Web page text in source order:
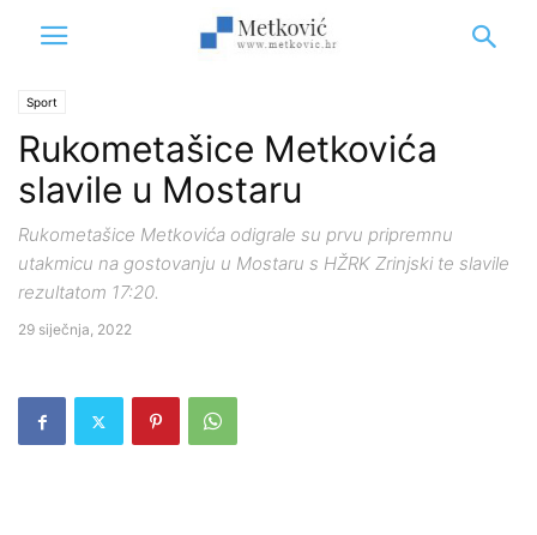
Sport
Rukometašice Metkovića
slavile u Mostaru
Rukometašice Metkovića odigrale su prvu pripremnu
utakmicu na gostovanju u Mostaru s HŽRK Zrinjski te slavile
rezultatom 17:20.
29 siječnja, 2022